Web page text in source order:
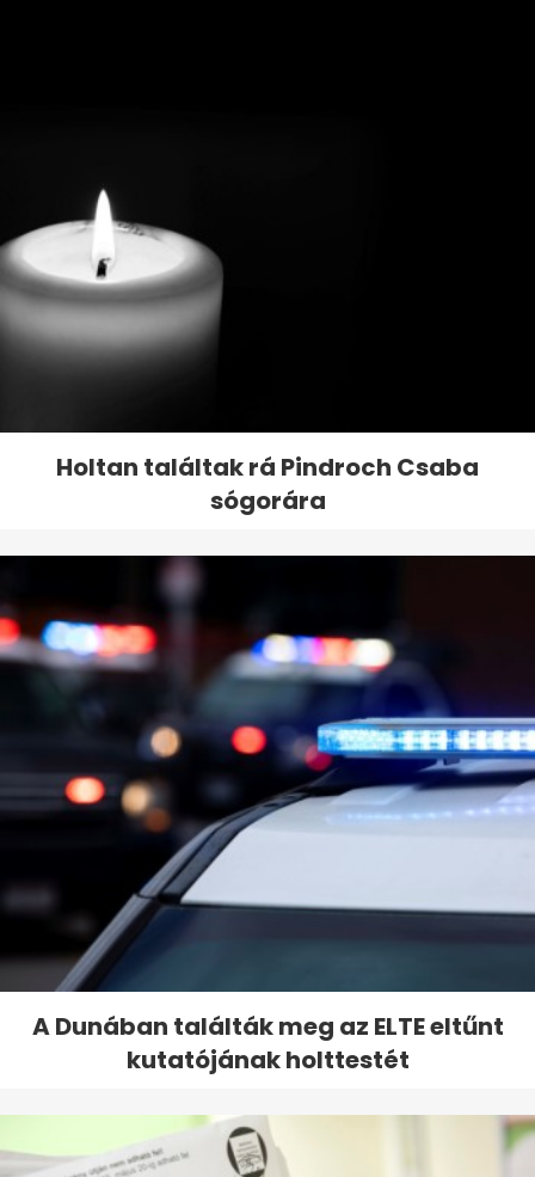
Holtan találtak rá Pindroch Csaba
sógorára
A Dunában találták meg az ELTE eltűnt
kutatójának holttestét